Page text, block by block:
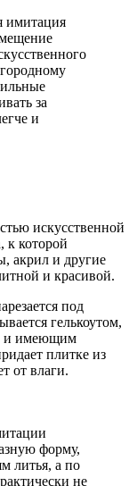
имитация
за
и
искусственной
к которой
акрил и другие
и красивой.
под
гелькоутом,
и имеющим
плитке из
от влаги.
форму,
литья, а по
не